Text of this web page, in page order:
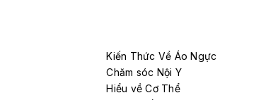
Kiến Thức Về Áo Ngực
Chăm sóc Nội Y
Hiểu về Cơ Thể